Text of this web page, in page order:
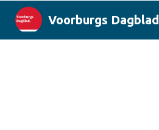
Voorburgs Dagblad